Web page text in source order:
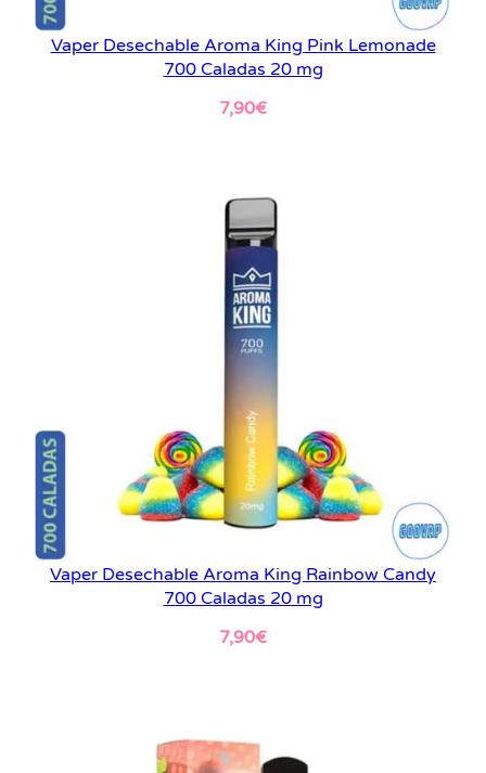
Vaper Desechable Aroma King Pink Lemonade
700 Caladas 20 mg
7,90€
Vaper Desechable Aroma King Rainbow Candy
700 Caladas 20 mg
7,90€